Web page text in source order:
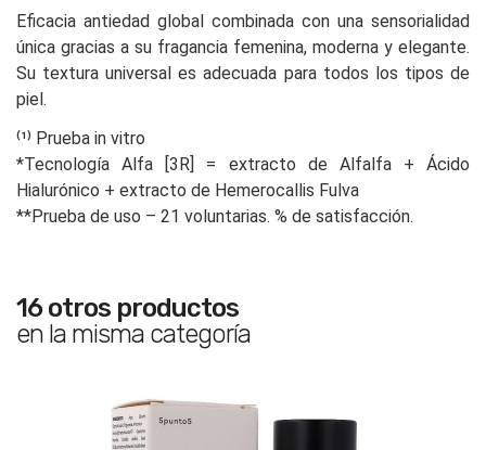
Eficacia antiedad global combinada con una sensorialidad
única gracias a su fragancia femenina, moderna y elegante.
Su textura universal es adecuada para todos los tipos de
piel.
⁽¹⁾ Prueba in vitro
*Tecnología Alfa [3R] = extracto de Alfalfa + Ácido
Hialurónico + extracto de Hemerocallis Fulva
**Prueba de uso – 21 voluntarias. % de satisfacción.
16 otros productos
en la misma categoría